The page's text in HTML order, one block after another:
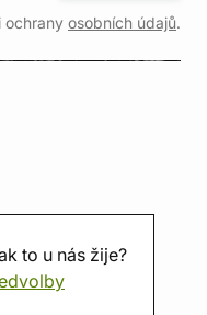
to u nás žije?
ochrany osobních údajů.